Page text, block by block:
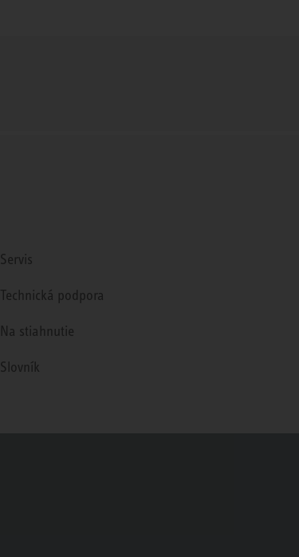
Servis
Technická podpora
Na stiahnutie
Slovník